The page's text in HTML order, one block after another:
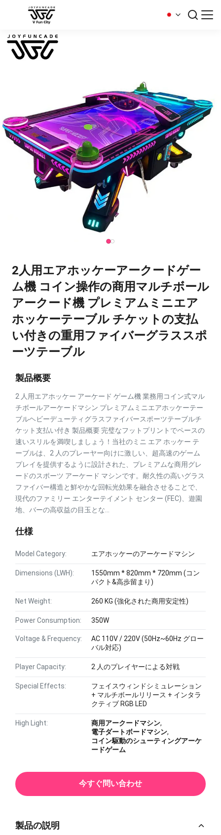
2人用エアホッケーアークードゲー
ム機 コイン操作の商用マルチボール
アークード機 プレミアムミニエア
ホッケーテーブル チケットの支払
い付きの重用ファイバーグラススポ
ーツテーブル
製品概要
2 人用エアホッケー アーケード ゲーム機 業務用コイン式マル
チボールアーケードマシン プレミアムミニエアホッケーテー
ブルヘビーデューティグラスファイバースポーツテーブルチ
ケット支払い付き 製品概要 完璧なフットプリントでペースの
速いスリルを満喫しましょう！当社のミニ エア ホッケー テ
ーブルは、2 人のプレーヤー向けに激しい、超高速のゲーム
プレイを提供するように設計された、プレミアムな商用グレ
ードのスポーツ アーケード マシンです。耐久性の高いグラス
ファイバー構造と鮮やかな回転光効果を融合させることで、
現代のファミリー エンターテイメント センター (FEC)、遊園
地、バーの高収益の目玉とな...
仕様
Model Category: エアホッケーのアーケードマシン
Dimensions (LWH):
1550mm * 820mm * 720mm (コン
パクト&高歩留まり)
Net Weight: 260 KG (強化された商用安定性)
Power Consumption: 350W
Voltage & Frequency:
AC 110V / 220V (50Hz~60Hz グロー
バル対応)
Player Capacity: 2 人のプレイヤーによる対戦
Special Effects:
フェイスウィンドシミュレーション
+ マルチボールリリース + インタラ
クティブ RGB LED
High Light: 商用アークードマシン,
電子ダートボードマシン,
コイン駆動のシューティングアーケ
ードゲーム
今すぐ問い合わせ
製品の説明